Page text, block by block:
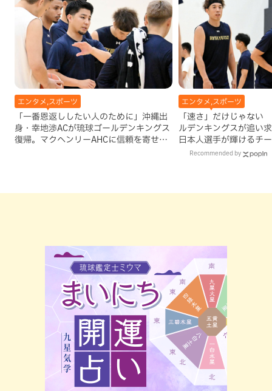
エンタメ,スポーツ
「一番恩返ししたい人のために」沖縄出
身・幸地渉ACが琉球ゴールデンキングス
復帰。マクヘンリーAHCに信頼を寄せる
エンタメ,スポーツ
「速さ」だけじゃない
ルデンキングスが追い
日本人選手が輝けるチ
Recommended by